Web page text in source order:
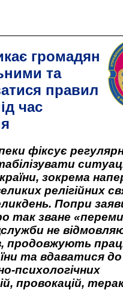
громадян
та
правил
час
фіксує
зокрема
релігійних
Попри
так зване
не
продовжують
та вдаватися до
психологічних
провокацій,